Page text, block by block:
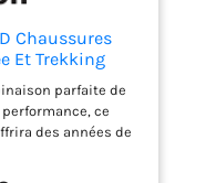
Chaussures
Et Trekking
Grey), 44
parfaite de
ce
des années de